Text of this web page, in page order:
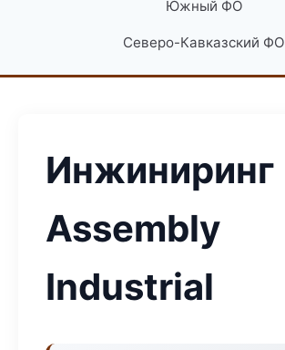
Южный ФО
Северо-Кавказский ФО
Инжиниринг
Assembly
Industrial